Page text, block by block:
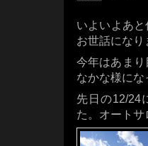
いよいよあ
お世話になり
今年はあま
なかな様にな
先日の12/24
た。オート